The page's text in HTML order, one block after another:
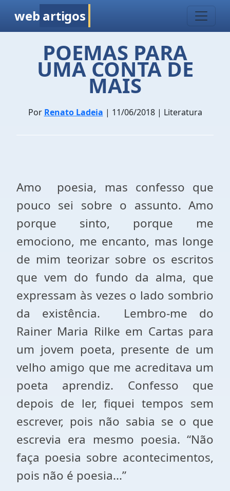
web artigos
POEMAS PARA
UMA CONTA DE
MAIS
Por Renato Ladeia | 11/06/2018 | Literatura
Amo poesia, mas confesso que
pouco sei sobre o assunto. Amo
porque sinto, porque me
emociono, me encanto, mas longe
de mim teorizar sobre os escritos
que vem do fundo da alma, que
expressam às vezes o lado sombrio
da existência. Lembro-me do
Rainer Maria Rilke em Cartas para
um jovem poeta, presente de um
velho amigo que me acreditava um
poeta aprendiz. Confesso que
depois de ler, fiquei tempos sem
escrever, pois não sabia se o que
escrevia era mesmo poesia. “Não
faça poesia sobre acontecimentos,
pois não é poesia...”